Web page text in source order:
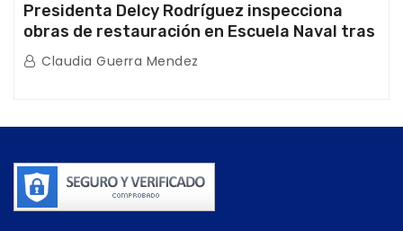
Presidenta Delcy Rodríguez inspecciona
obras de restauración en Escuela Naval tras
afectaciones sísmicas en La Guaira
Claudia Guerra Mendez